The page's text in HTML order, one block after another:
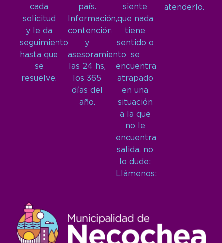
cada
solicitud
y le da
seguimiento
hasta que
se
resuelve.
país.
Información,
contención
y
asesoramiento
las 24 hs,
los 365
días del
año.
siente
que nada
tiene
sentido o
se
encuentra
atrapado
en una
situación
a la que
no le
encuentra
salida, no
lo dude:
Llámenos:
atenderlo.